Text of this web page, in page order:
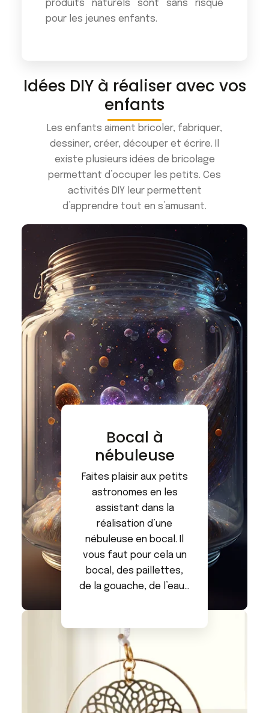
produits naturels sont sans risque
pour les jeunes enfants.
Idées DIY à réaliser avec vos
enfants
Les enfants aiment bricoler, fabriquer,
dessiner, créer, découper et écrire. Il
existe plusieurs idées de bricolage
permettant d’occuper les petits. Ces
activités DIY leur permettent
d’apprendre tout en s’amusant.
Bocal à
nébuleuse
Faites plaisir aux petits
astronomes en les
assistant dans la
réalisation d’une
nébuleuse en bocal. Il
vous faut pour cela un
bocal, des paillettes,
de la gouache, de l’eau…